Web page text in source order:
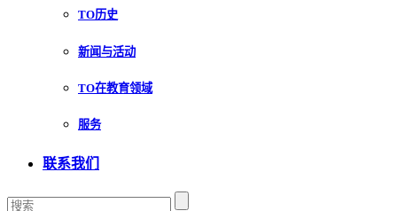
TO历史
新闻与活动
TO在教育领域
服务
联系我们